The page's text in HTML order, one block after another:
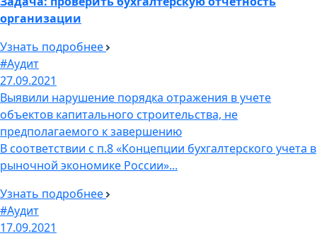
организации
Узнать подробнее
#Аудит
27.09.2021
Выявили нарушение порядка отражения в учете
объектов капитального строительства, не
предполагаемого к завершению
В соответствии с п.8 «Концепции бухгалтерского учета в
рыночной экономике России»...
Узнать подробнее
#Аудит
17.09.2021